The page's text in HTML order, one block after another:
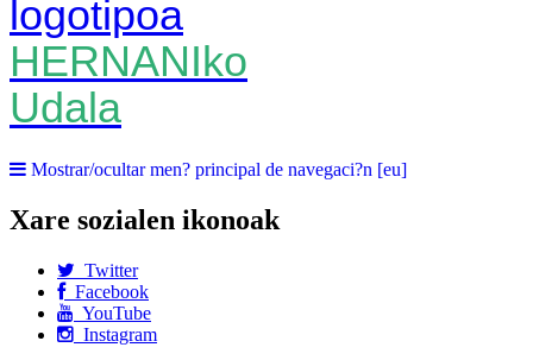
HERNANIko
Udala
Mostrar/ocultar men? principal de navegaci?n [eu]
Xare sozialen ikonoak
Twitter
Facebook
YouTube
Instagram